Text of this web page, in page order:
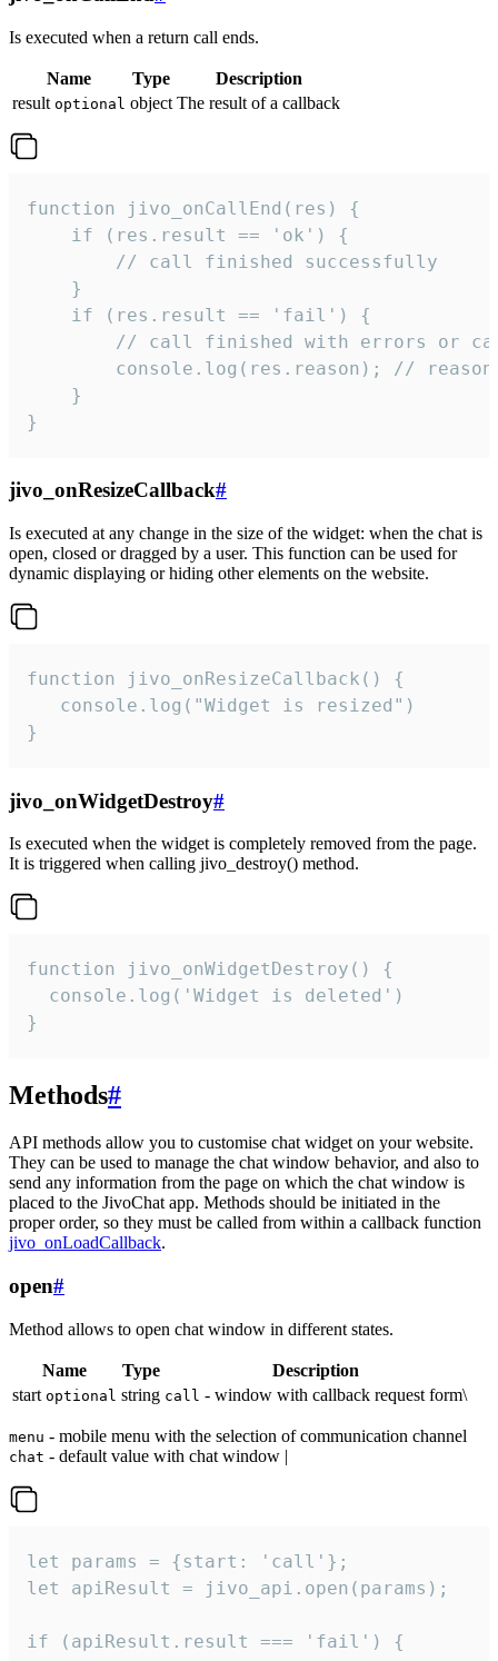
Is executed when a return call ends.
Name Type
Description
result optional object The result of a callback
function jivo_onCallEnd(res) {
    if (res.result == 'ok') {
        // call finished successfully
    }
    if (res.result == 'fail') {
// call finished with errors or
console.log(res.reason); //
    }
}
jivo_onResizeCallback#
Is executed at any change in the size of the widget: when the chat is
open, closed or dragged by a user. This function can be used for
dynamic displaying or hiding other elements on the website.
function jivo_onResizeCallback() {
   console.log("Widget is resized")
}
jivo_onWidgetDestroy#
Is executed when the widget is completely removed from the page.
It is triggered when calling jivo_destroy() method.
function jivo_onWidgetDestroy() {
  console.log('Widget is deleted')
}
Methods#
API methods allow you to customise chat widget on your website.
They can be used to manage the chat window behavior, and also to
send any information from the page on which the chat window is
placed to the JivoChat app. Methods should be initiated in the
proper order, so they must be called from within a callback function
jivo_onLoadCallback.
open#
Method allows to open chat window in different states.
Name Type
Description
start optional string call - window with callback request form\
menu - mobile menu with the selection of communication channel
chat - default value with chat window |
let params = {start: 'call'};
let apiResult = jivo_api.open(params);
if (apiResult.result === 'fail') {